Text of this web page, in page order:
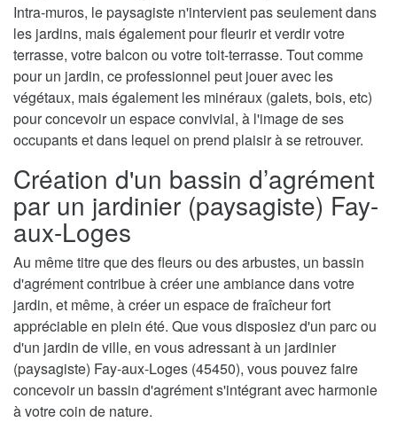
Intra-muros, le paysagiste n'intervient pas seulement dans
les jardins, mais également pour fleurir et verdir votre
terrasse, votre balcon ou votre toit-terrasse. Tout comme
pour un jardin, ce professionnel peut jouer avec les
végétaux, mais également les minéraux (galets, bois, etc)
pour concevoir un espace convivial, à l'image de ses
occupants et dans lequel on prend plaisir à se retrouver.
Création d'un bassin d’agrément
par un jardinier (paysagiste) Fay-
aux-Loges
Au même titre que des fleurs ou des arbustes, un bassin
d'agrément contribue à créer une ambiance dans votre
jardin, et même, à créer un espace de fraîcheur fort
appréciable en plein été. Que vous disposiez d'un parc ou
d'un jardin de ville, en vous adressant à un jardinier
(paysagiste) Fay-aux-Loges (45450), vous pouvez faire
concevoir un bassin d'agrément s'intégrant avec harmonie
à votre coin de nature.